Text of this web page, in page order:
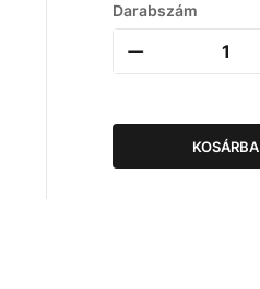
Darabszám
KOSÁRBA